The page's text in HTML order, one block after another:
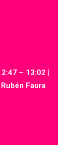
– 13:02 |
Rubén Faura